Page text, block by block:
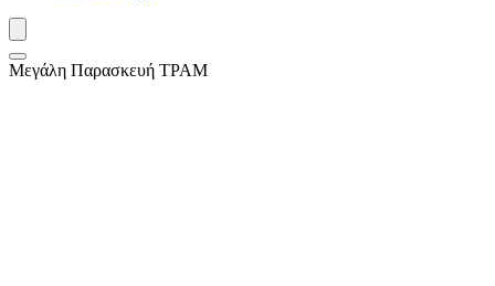
Μεγάλη Παρασκευή ΤΡΑΜ